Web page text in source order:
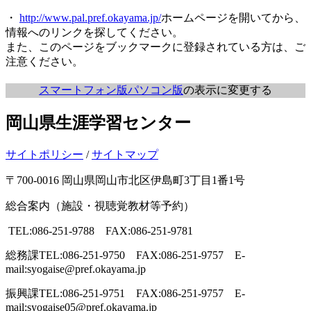
・ http://www.pal.pref.okayama.jp/ホームページを開いてから、
情報へのリンクを探してください。
また、このページをブックマークに登録されている方は、ご
注意ください。
スマートフォン版パソコン版の表示に変更する
岡山県生涯学習センター
サイトポリシー /サイトマップ
〒700-0016 岡山県岡山市北区伊島町3丁目1番1号
総合案内（施設・視聴覚教材等予約）
TEL:086-251-9788 FAX:086-251-9781
総務課TEL:086-251-9750 FAX:086-251-9757 E-
mail:syogaise@pref.okayama.jp
振興課TEL:086-251-9751 FAX:086-251-9757 E-
mail:syogaise05@pref.okayama.jp